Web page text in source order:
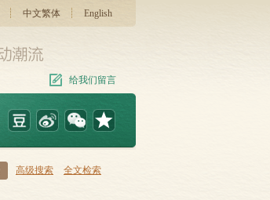
中文繁体 English
给我们留言
高级搜索 全文检索